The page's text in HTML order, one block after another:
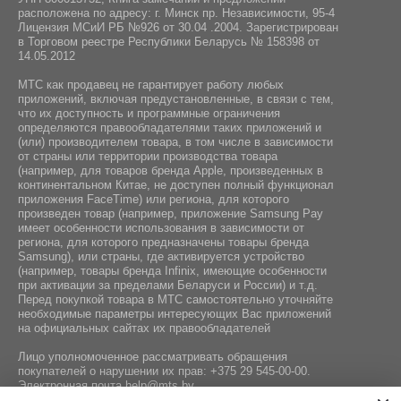
Дата кабель / Чехол / Адаптер питания
Навигация:
GPS / ГЛОНАСС / BeiDou / Galileo
расположена по адресу: г. Минск пр. Независимости, 95-4
Лицензия МСиИ РБ №926 от 30.04 .2004. Зарегистрирован
в Торговом реестре Республики Беларусь № 158398 от
14.05.2012
МТС как продавец не гарантирует работу любых
приложений, включая предустановленные, в связи с тем,
что их доступность и программные ограничения
определяются правообладателями таких приложений и
(или) производителем товара, в том числе в зависимости
от страны или территории производства товара
(например, для товаров бренда Apple, произведенных в
континентальном Китае, не доступен полный функционал
приложения FaceTime) или региона, для которого
произведен товар (например, приложение Samsung Pay
имеет особенности использования в зависимости от
региона, для которого предназначены товары бренда
Samsung), или страны, где активируется устройство
(например, товары бренда Infiniх, имеющие особенности
при активации за пределами Беларуси и России) и т.д.
Перед покупкой товара в МТС самостоятельно уточняйте
необходимые параметры интересующих Вас приложений
на официальных сайтах их правообладателей
Лицо уполномоченное рассматривать обращения
покупателей о нарушении их прав: +375 29 545-00-00.
Электронная почтаhelp@mts.by